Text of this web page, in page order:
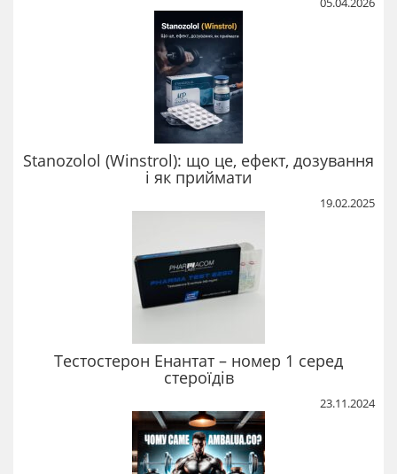
Stanozolol (Winstrol): що це, ефект, дозування
і як приймати
19.02.2025
Тестостерон Енантат – номер 1 серед
стероїдів
23.11.2024